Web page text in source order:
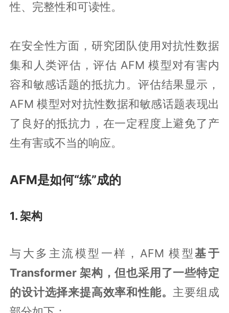
性、完整性和可读性。
在安全性方面，研究团队使用对抗性数据
集和人类评估，评估 AFM 模型对有害内
容和敏感话题的抵抗力。评估结果显示，
AFM 模型对对抗性数据和敏感话题表现出
了良好的抵抗力，在一定程度上避免了产
生有害或不当的响应。
AFM是如何“练”成的
1. 架构
与大多主流模型一样，AFM 模型基于
Transformer 架构，但也采用了一些特定
的设计选择来提高效率和性能。 主要组成